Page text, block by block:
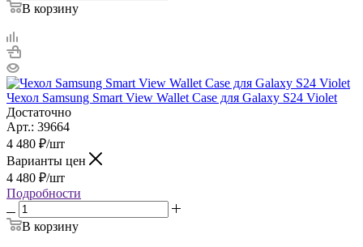
В корзину
Чехол Samsung Smart View Wallet Case для Galaxy S24 Violet
Достаточно
Арт.: 39664
4 480 ₽/шт
Варианты цен
4 480 ₽/шт
Подробности
В корзину